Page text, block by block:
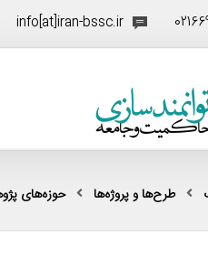
info[at]iran-bssc.ir
طرح‌ها و پروژه‌ها حوزه‌های